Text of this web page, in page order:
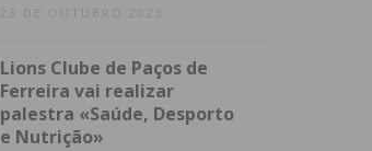
23 DE OUTUBRO 2023
Lions Clube de Paços de
Ferreira vai realizar
palestra «Saúde, Desporto
e Nutrição»